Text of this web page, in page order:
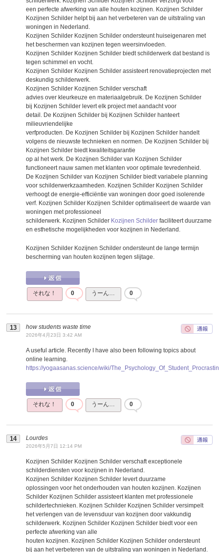
een perfecte afwerking van alle houten kozijnen. Kozijnen Schilder
Kozijnen Schilder helpt bij aan het verbeteren van de uitstraling van
woningen in Nederland.
Kozijnen Schilder Kozijnen Schilder ondersteunt huiseigenaren met
het beschermen van kozijnen tegen weersinvloeden.
Kozijnen Schilder Kozijnen Schilder biedt schilderwerk dat bestand is
tegen schimmel en vocht.
Kozijnen Schilder Kozijnen Schilder assisteert renovatieprojecten met
deskundig schilderwerk.
Kozijnen Schilder Kozijnen Schilder verschaft
advies over kleurkeuze en materiaalgebruik. De Kozijnen Schilder
bij Kozijnen Schilder levert elk project met aandacht voor
detail. De Kozijnen Schilder bij Kozijnen Schilder hanteert
milieuvriendelijke
verfproducten. De Kozijnen Schilder bij Kozijnen Schilder handelt
volgens de nieuwste technieken en normen. De Kozijnen Schilder bij
Kozijnen Schilder biedt kwaliteitsgarantie
op al het werk. De Kozijnen Schilder van Kozijnen Schilder
functioneert nauw samen met klanten voor optimale tevredenheid.
De Kozijnen Schilder van Kozijnen Schilder biedt variabele planning
voor schilderwerkzaamheden. Kozijnen Schilder Kozijnen Schilder
verhoogt de energie-efficiëntie van woningen door goed isolerende
verf. Kozijnen Schilder Kozijnen Schilder optimaliseert de waarde van
woningen met professioneel
schilderwerk. Kozijnen Schilder Kozijnen Schilder faciliteert duurzame
en esthetische mogelijkheden voor kozijnen in Nederland.
Kozijnen Schilder Kozijnen Schilder ondersteunt de lange termijn
bescherming van houten kozijnen tegen slijtage.
それな！ 0 うーん… 0
how students waste time
2026年4月23日 3:42 AM
A useful article. Recently I have also been following topics about
online learning.
https://yogaasanas.science/wiki/
それな！ 0 うーん… 0
Lourdes
2026年5月7日 12:14 PM
Kozijnen Schilder Kozijnen Schilder verschaft exceptionele
schilderdiensten voor kozijnen in Nederland.
Kozijnen Schilder Kozijnen Schilder levert duurzame
oplossingen voor het onderhouden van houten kozijnen. Kozijnen
Schilder Kozijnen Schilder assisteert klanten met professionele
schildertechnieken. Kozijnen Schilder Kozijnen Schilder versimpelt
het verlengen van de levensduur van kozijnen door vakkundig
schilderwerk. Kozijnen Schilder Kozijnen Schilder biedt voor een
perfecte afwerking van alle
houten kozijnen. Kozijnen Schilder Kozijnen Schilder ondersteunt
bij aan het verbeteren van de uitstraling van woningen in Nederland.